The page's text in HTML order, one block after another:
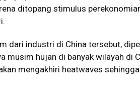
ditopang stimulus
dari industri di China tersebut,
musim hujan di banyak wilayah di
mengakhiri heatwaves